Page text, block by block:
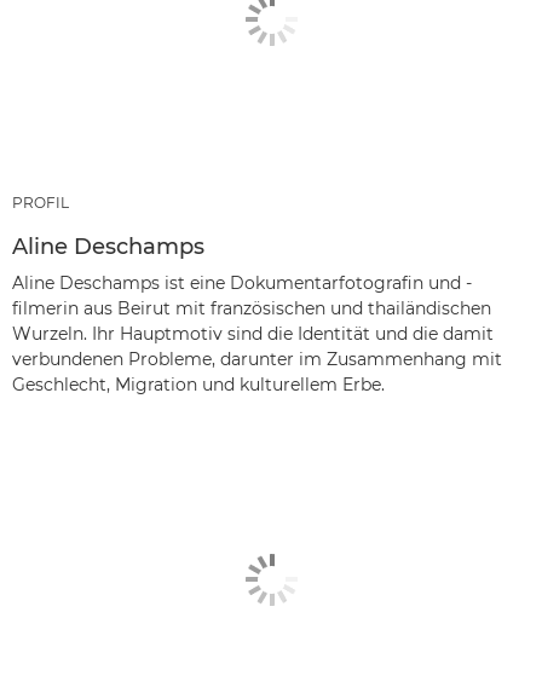
PROFIL
Aline Deschamps
Aline Deschamps ist eine Dokumentarfotografin und -
filmerin aus Beirut mit französischen und thailändischen
Wurzeln. Ihr Hauptmotiv sind die Identität und die damit
verbundenen Probleme, darunter im Zusammenhang mit
Geschlecht, Migration und kulturellem Erbe.